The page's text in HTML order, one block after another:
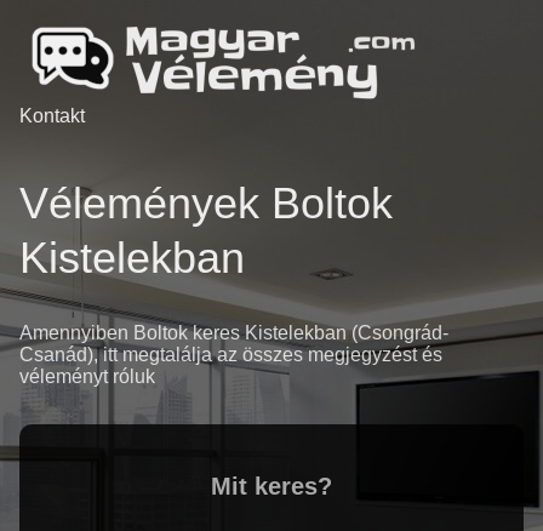
Kontakt
Vélemények Boltok
Kistelekban
Amennyiben Boltok keres Kistelekban (Csongrád-
Csanád), itt megtalálja az összes megjegyzést és
véleményt róluk
Mit keres?